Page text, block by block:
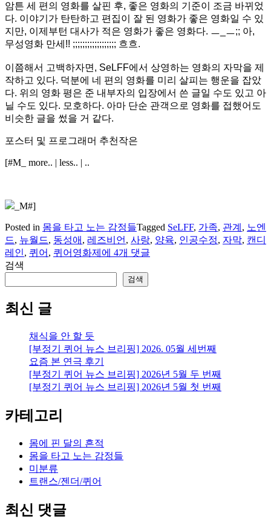
암튼 세 편의 영화를 살핀 후, 좋은 영화의 기준이 조금 바뀌었
다. 이야기가 탄탄하고 편집이 잘 된 영화가 좋은 영화일 수 있
지만, 이제부턴 대사가 적은 영화가 좋은 영화다. ㅡ_ㅡ;; 아,
무성영화 만세!! ;;;;;;;;;;;;;;;;;; 흐흐.
이쯤해서 고백하자면, SeLFF에서 상영하는 영화의 자막을 제
작하고 있다. 덕분에 네 편의 영화를 미리 살피는 행운을 잡았
다. 위의 영화 평은 준 내부자의 입장에서 쓴 글일 수도 있고 아
닐 수도 있다. 모호하다. 아마 단순 관객으로 영화를 접했어도
비슷한 글을 썼을 거 같다.
포스터 및 프로그래머 추천작은
[#M_ more.. | less.. | ..
_M#]
Posted in 몸을 타고 노는 감정들Tagged SeLFF, 가족, 관계 , 노엔
드, 뉴월드, 동성애 , 레즈비언, 사랑, 양육, 인공수정, 자막, 캔디
레인, 퀴어 , 퀴어영화제 [영
디
드,
뉴
월
드:
화
제
에 4개 댓글
검색
검색
최신 글
채식을 안 할 듯
[부정기 퀴어 뉴스 브리핑] 2026. 05월 세번째
요즘 본 연극 후기
[부정기 퀴어 뉴스 브리핑] 2026년 5월 두 번째
[부정기 퀴어 뉴스 브리핑] 2026년 5월 첫 번째
카테고리
몸에 핀 달의 흔적
몸을 타고 노는 감정들
미분류
트랜스/젠더/퀴어
최신 댓글